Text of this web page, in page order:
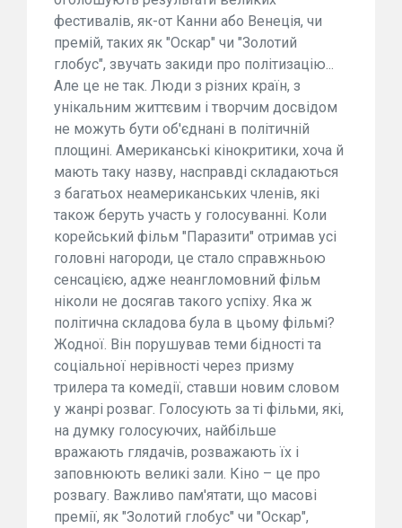
фестивалів, як-от Канни або Венеція, чи
премій, таких як "Оскар" чи "Золотий
глобус", звучать закиди про політизацію...
Але це не так. Люди з різних країн, з
унікальним життєвим і творчим досвідом
не можуть бути об'єднані в політичній
площині. Американські кінокритики, хоча й
мають таку назву, насправді складаються
з багатьох неамериканських членів, які
також беруть участь у голосуванні. Коли
корейський фільм "Паразити" отримав усі
головні нагороди, це стало справжньою
сенсацією, адже неангломовний фільм
ніколи не досягав такого успіху. Яка ж
політична складова була в цьому фільмі?
Жодної. Він порушував теми бідності та
соціальної нерівності через призму
трилера та комедії, ставши новим словом
у жанрі розваг. Голосують за ті фільми, які,
на думку голосуючих, найбільше
вражають глядачів, розважають їх і
заповнюють великі зали. Кіно – це про
розвагу. Важливо пам'ятати, що масові
премії, як "Золотий глобус" чи "Оскар",